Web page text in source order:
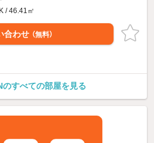
/ 46.41㎡
合わせ （無料）
のすべての部屋を見る